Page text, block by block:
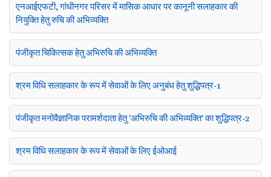
एनआईएफटी, गांधीनगर परिसर में मासिक आधार पर कानूनी सलाहकार की
नियुक्ति हेतु रुचि की अभिव्यक्ति
पंजीकृत चिकित्सक हेतु अभिरुचि की अभिव्यक्ति
श्रम विधि सलाहकार के रूप में सेवाओं के लिए अनुबंध हेतु शुद्धिपत्र-1
पंजीकृत मनोवैज्ञानिक परामर्शदाता हेतु 'अभिरुचि की अभिव्यक्ति' का शुद्धिपत्र-2
श्रम विधि सलाहकार के रूप में सेवाओं के लिए ईओआई